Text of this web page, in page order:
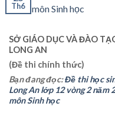
Th6
SỞ GIÁO DỤC VÀ ĐÀO
LONG AN
(Đề thi chính thức)
Bạn đang đọc:Đề thi học
Long An lớp 12 vòng 2 năm
môn Sinh học